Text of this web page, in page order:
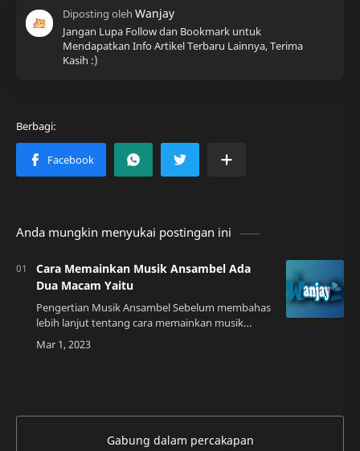
Jangan Lupa Follow dan Bookmark untuk
Mendapatkan Info Artikel Terbaru Lainnya, Terima
Kasih :)
Anda mungkin menyukai postingan ini
Cara Memainkan Musik Ansambel Ada
Dua Macam Yaitu
Pengertian Musik Ansambel Sebelum membahas
lebih lanjut tentang cara memainkan musik
ansambel, ada baiknya kita mengetahui terlebih
dahulu apa itu musik ansambel. Musik
Gabung dalam percakapan